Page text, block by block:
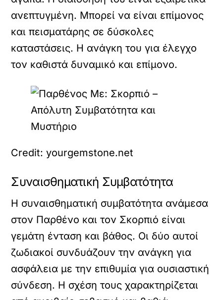
ανεπτυγμένη. Μπορεί να είναι επίμονος
και πεισματάρης σε δύσκολες
καταστάσεις. Η ανάγκη του για έλεγχο
τον καθιστά δυναμικό και επίμονο.
Credit: yourgemstone.net
Συναισθηματική Συμβατότητα
Η συναισθηματική συμβατότητα ανάμεσα
στον Παρθένο και τον Σκορπιό είναι
γεμάτη ένταση και βάθος. Οι δύο αυτοί
ζωδιακοί συνδυάζουν την ανάγκη για
ασφάλεια με την επιθυμία για ουσιαστική
σύνδεση. Η σχέση τους χαρακτηρίζεται